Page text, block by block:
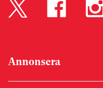
Annonsera